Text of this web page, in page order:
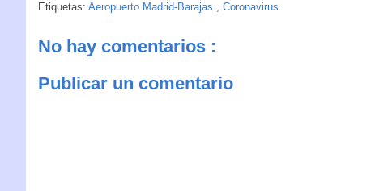
Etiquetas: Aeropuerto Madrid-Barajas , Coronavirus
No hay comentarios :
Publicar un comentario